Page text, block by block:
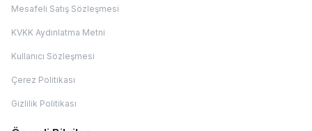
Mesafeli Satış Sözleşmesi
KVKK Aydınlatma Metni
Kullanıcı Sözleşmesi
Çerez Politikası
Gizlilik Politikası